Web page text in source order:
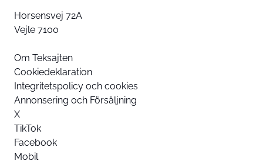
Horsensvej 72A
Vejle 7100
Om Teksajten
Cookiedeklaration
Integritetspolicy och cookies
Annonsering och Försäljning
X
TikTok
Facebook
Mobil